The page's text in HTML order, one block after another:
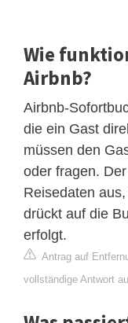
Wie
Airbnb?
Airbnb-
die ein Gast
müssen den
oder fragen.
Reisedaten
drückt auf die
erfolgt.
Antrag auf
vollständige Antwort